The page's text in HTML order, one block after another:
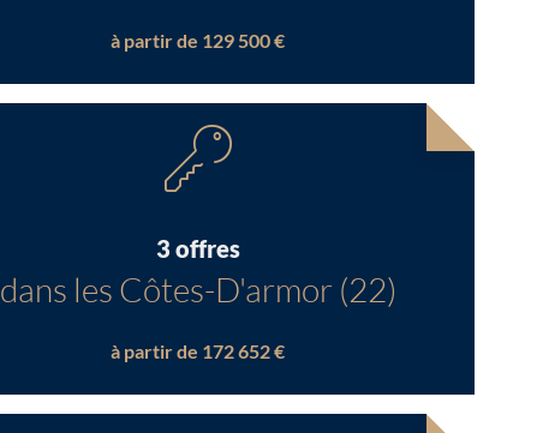
à partir de 129 500 €
3 offres
dans les Côtes-D'armor (22)
à partir de 172 652 €